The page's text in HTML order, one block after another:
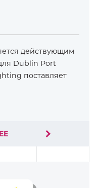
действующим
Dublin Port
поставляет